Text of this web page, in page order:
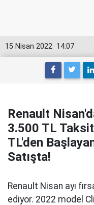
14:07
15 Nisan 2022
Renault
3.500 TL
TL'den
Satışta!
Renault Nisan ayı
ediyor. 2022 model